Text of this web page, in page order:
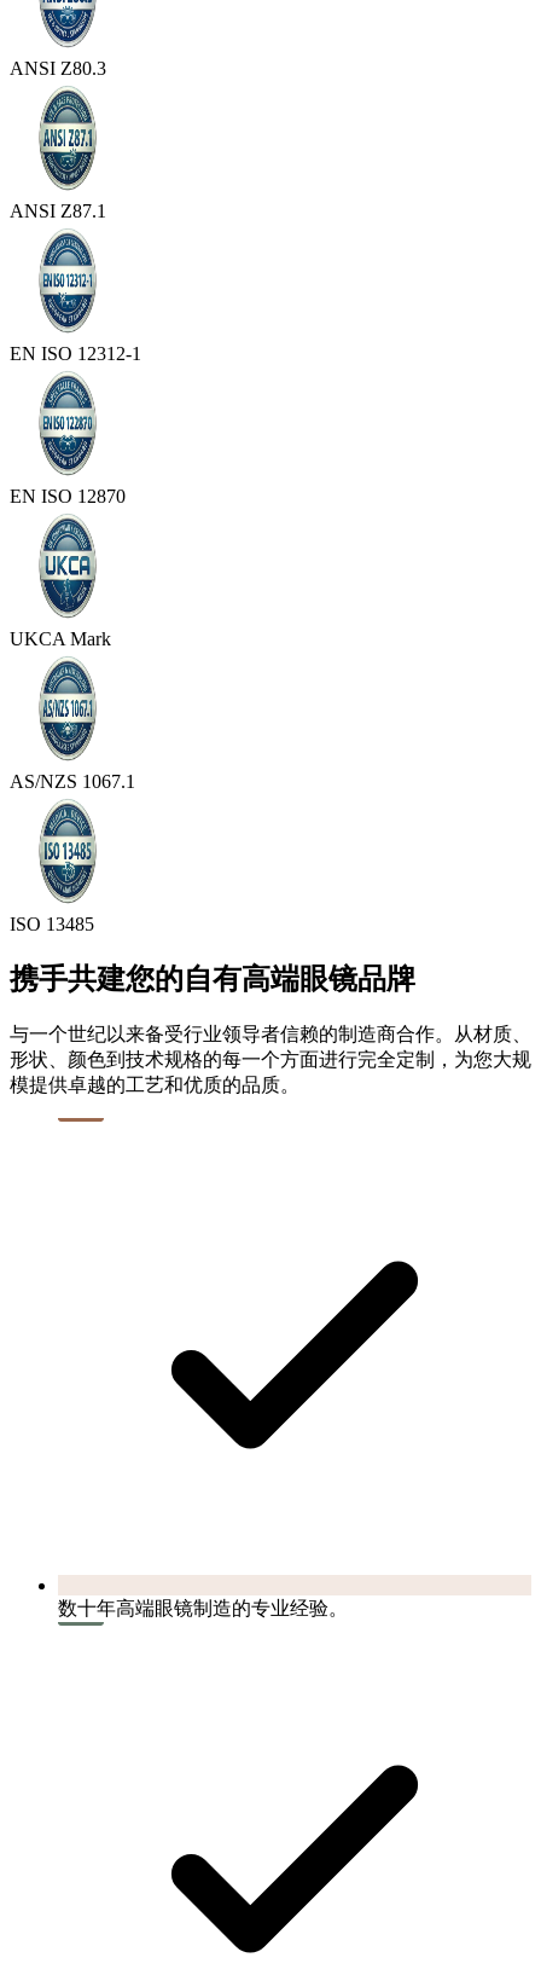
ANSI Z80.3
ANSI Z87.1
EN ISO 12312-1
EN ISO 12870
UKCA Mark
AS/NZS 1067.1
ISO 13485
携手共建您的自有高端眼镜品牌
与一个世纪以来备受行业领导者信赖的制造商合作。从材质、
形状、颜色到技术规格的每一个方面进行完全定制，为您大规
模提供卓越的工艺和优质的品质。
数十年高端眼镜制造的专业经验。